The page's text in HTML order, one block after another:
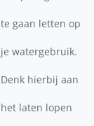
te gaan letten op
je watergebruik.
Denk hierbij aan
het laten lopen